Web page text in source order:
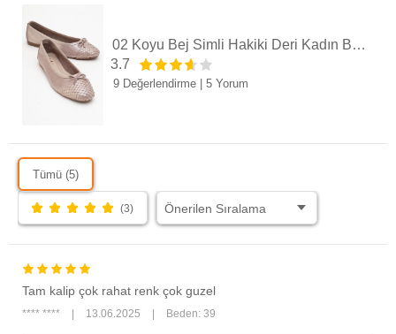
02 Koyu Bej Simli Hakiki Deri Kadın Babet Ayakkabı
3.7
9 Değerlendirme | 5 Yorum
Tümü (5)
(3)
Tam kalip çok rahat renk çok guzel
**** **** 13.06.2025 Beden: 39